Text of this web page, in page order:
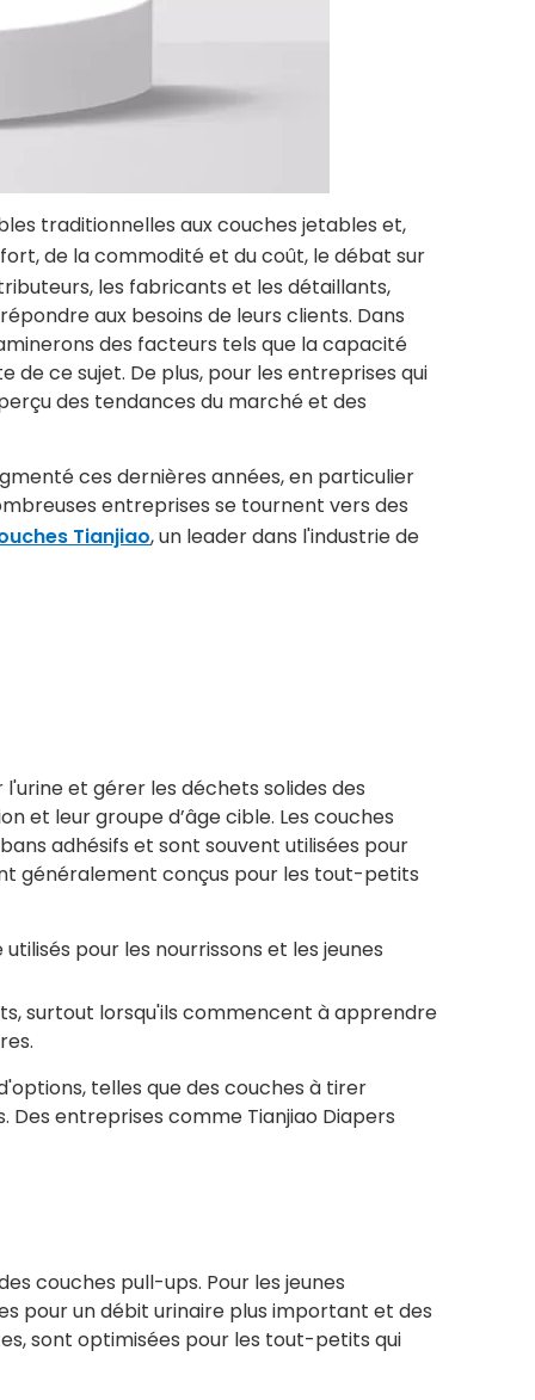
traditionnelles aux couches jetables et,
de la commodité et du coût, le débat sur
les fabricants et les détaillants,
aux besoins de leurs clients. Dans
des facteurs tels que la capacité
ce sujet. De plus, pour les entreprises qui
des tendances du marché et des
ces dernières années, en particulier
entreprises se tournent vers des
Tianjiao, un leader dans l'industrie de
et gérer les déchets solides des
et leur groupe d’âge cible. Les couches
adhésifs et sont souvent utilisées pour
généralement conçus pour les tout-petits
pour les nourrissons et les jeunes
surtout lorsqu'ils commencent à apprendre
telles que des couches à tirer
entreprises comme Tianjiao Diapers
couches pull-ups. Pour les jeunes
pour un débit urinaire plus important et des
sont optimisées pour les tout-petits qui